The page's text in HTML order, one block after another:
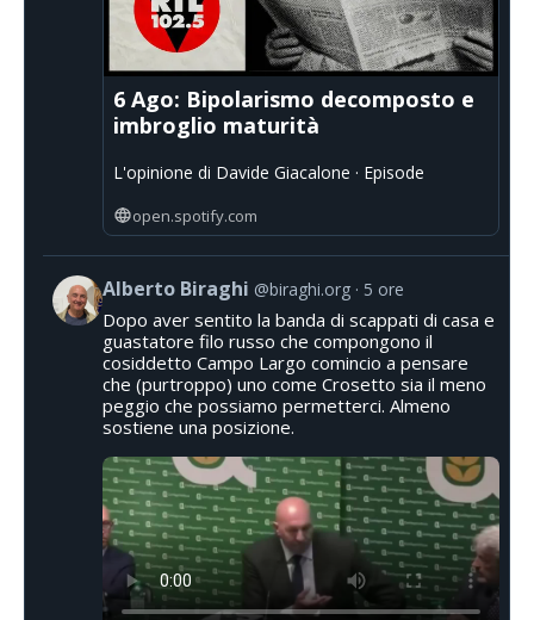
6 Ago: Bipolarismo decomposto e
imbroglio maturità
L'opinione di Davide Giacalone · Episode
open.spotify.com
Alberto Biraghi @biraghi.org 5 ore
Dopo aver sentito la banda di scappati di casa e
guastatore filo russo che compongono il
cosiddetto Campo Largo comincio a pensare
che (purtroppo) uno come Crosetto sia il meno
peggio che possiamo permetterci. Almeno
sostiene una posizione.